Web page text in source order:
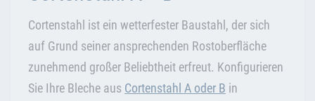
Cortenstahl ist ein wetterfester Baustahl, der sich
auf Grund seiner ansprechenden Rostoberfläche
zunehmend großer Beliebtheit erfreut. Konfigurieren
Sie Ihre Bleche aus Cortenstahl A oder B in